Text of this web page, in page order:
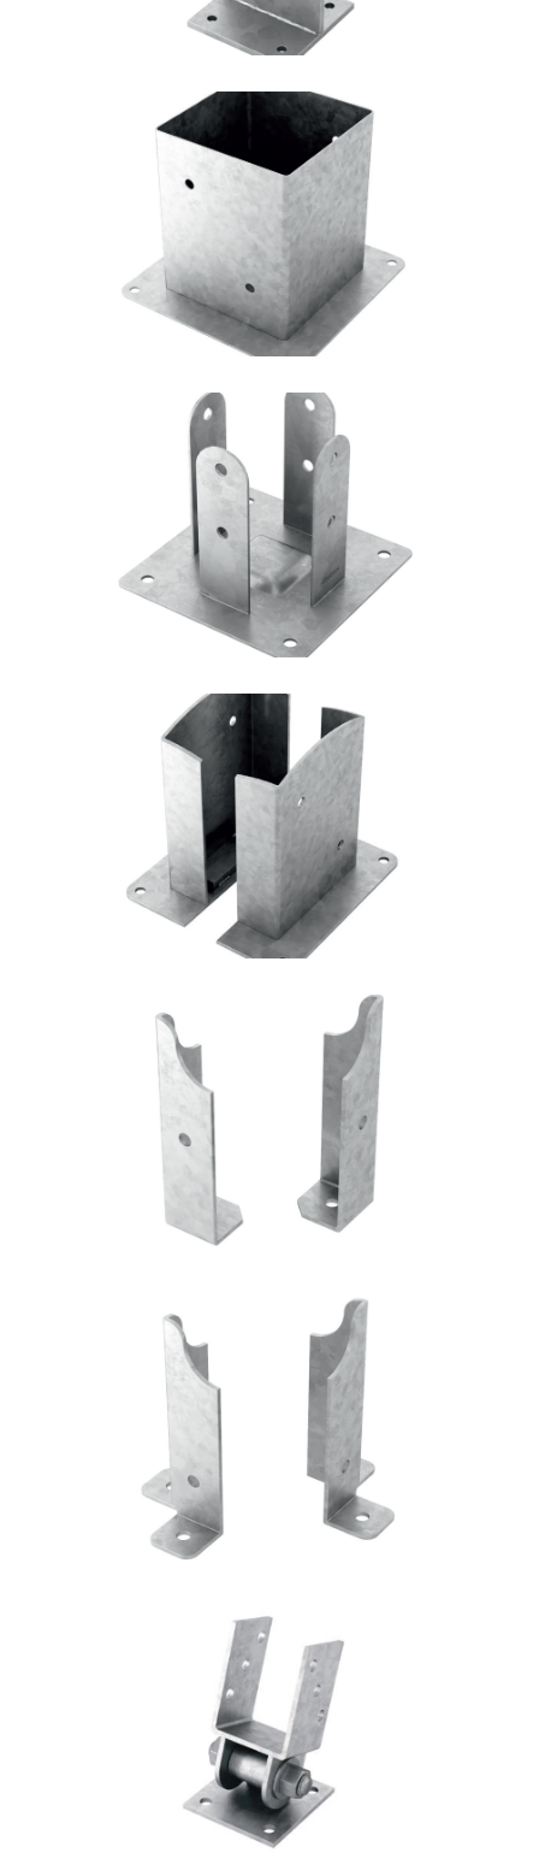
Portapilastro TYP F50
ROTHOBLAAS
Portapilastro TYP F51
ROTHOBLAAS
Portapilastro TYP FD20
ROTHOBLAAS
Portapilastro TYP FD50
Portapilastro TYP FD60
Portapilastro TYP S40
ROTHOBLAAS